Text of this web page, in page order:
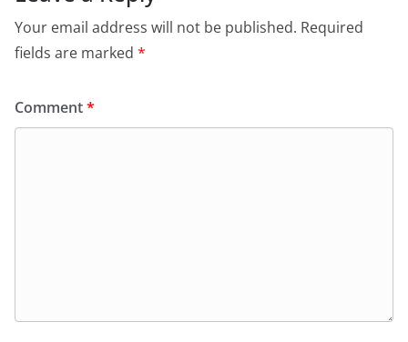
Your email address will not be published. Required
fields are marked *
Comment*